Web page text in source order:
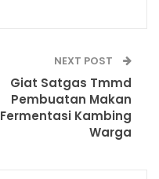
NEXT POST
Giat Satgas Tmmd
Pembuatan Makan
Fermentasi Kambing
Warga